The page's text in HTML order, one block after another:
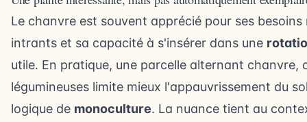
Le chanvre est souvent apprécié pour ses besoins
intrants et sa capacité à s'insérer dans une
utile. En pratique, une parcelle alternant chanvre,
légumineuses limite mieux l'appauvrissement du
logique de monoculture. La nuance tient au